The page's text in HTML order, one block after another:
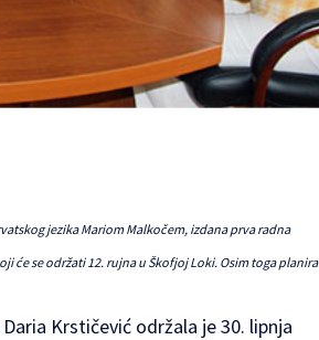
jezika Mariom Malkočem, izdana prva radna
će se održati 12. rujna u Škofjoj Loki. Osim toga planira
Krstičević održala je 30. lipnja